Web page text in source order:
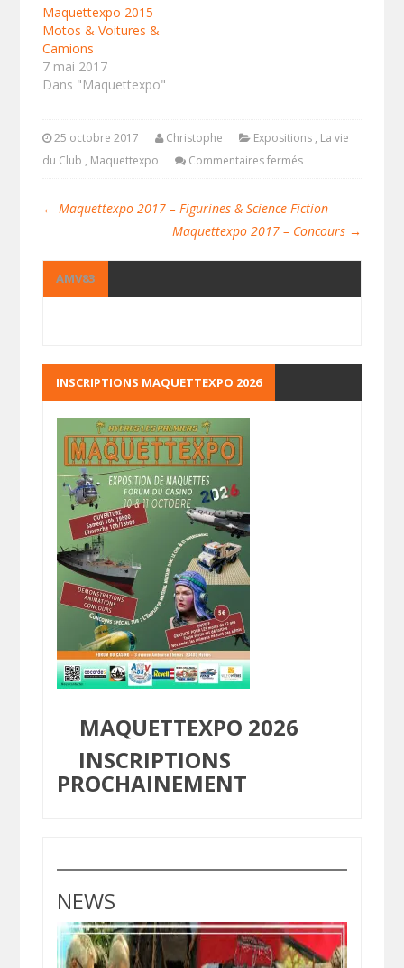
Maquettexpo 2015-
Motos & Voitures &
Camions
7 mai 2017
Dans "Maquettexpo"
25 octobre 2017 Christophe Expositions , La vie
du Club , Maquettexpo Commentaires fermés
← Maquettexpo 2017 – Figurines & Science Fiction
Maquettexpo 2017 – Concours →
AMV83
INSCRIPTIONS MAQUETTEXPO 2026
MAQUETTEXPO 2026
INSCRIPTIONS
PROCHAINEMENT
NEWS